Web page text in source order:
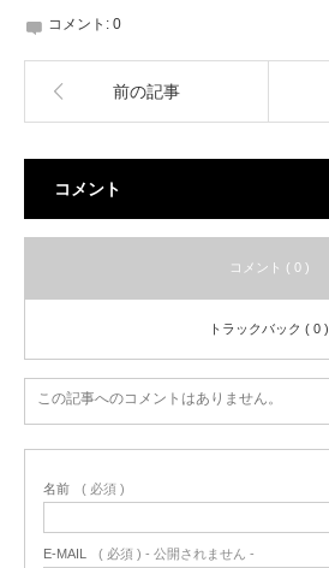
コメント: 0
前の記事
コメント
コメント ( 0 )
トラックバック ( 0 )
この記事へのコメントはありません。
名前 ( 必須 )
E-MAIL ( 必須 ) - 公開されません -